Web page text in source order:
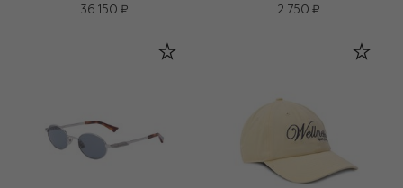
36 150 ₽
2 750 ₽